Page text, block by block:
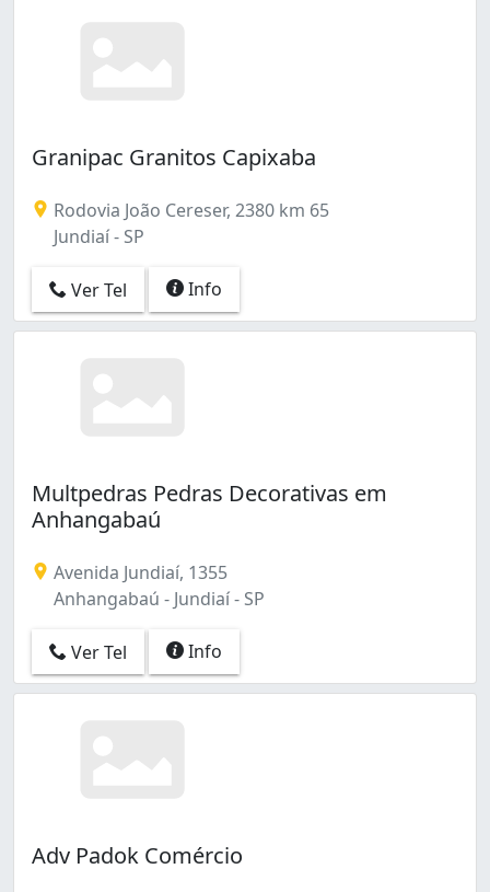
Granipac Granitos Capixaba
Rodovia João Cereser, 2380 km 65
Jundiaí - SP
Ver Tel Info
Multpedras Pedras Decorativas em
Anhangabaú
Avenida Jundiaí, 1355
Anhangabaú - Jundiaí - SP
Ver Tel Info
Adv Padok Comércio